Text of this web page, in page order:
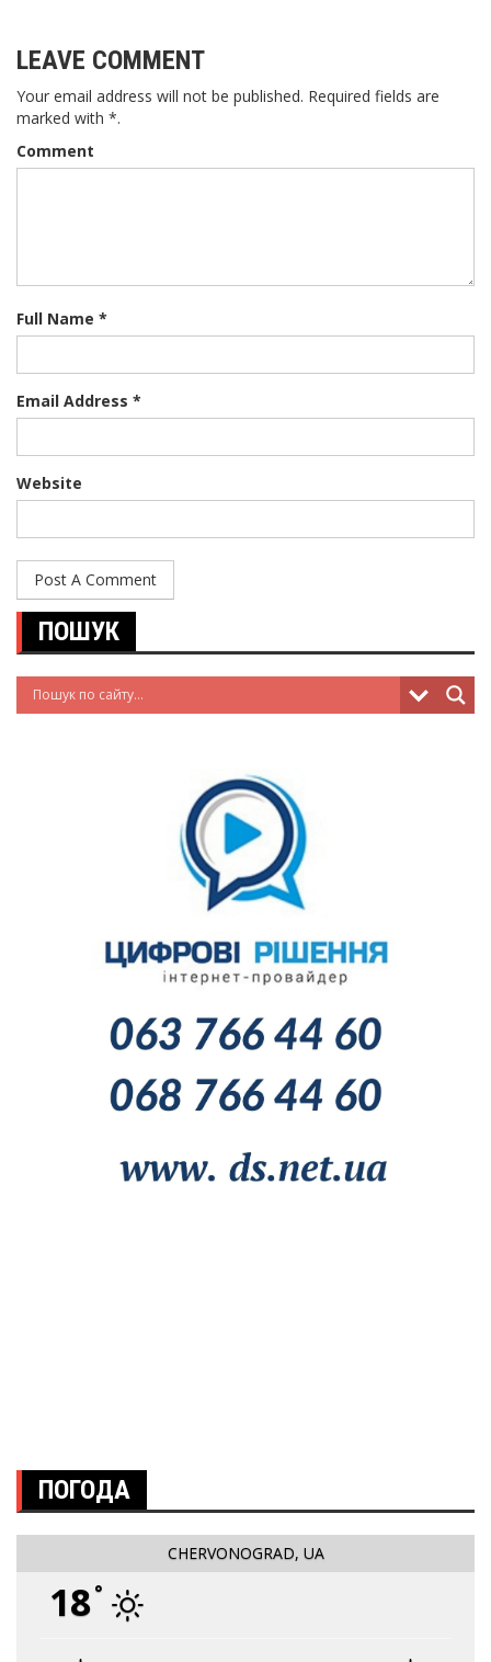
LEAVE COMMENT
Your email address will not be published. Required fields are
marked with *.
Comment
Full Name *
Email Address *
Website
ПОШУК
ПОГОДА
CHERVONOGRAD, UA
18°